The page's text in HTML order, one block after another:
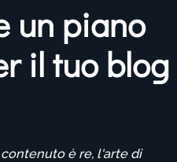
un piano
il tuo blog
è re, l'arte di